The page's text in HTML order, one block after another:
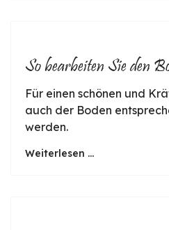
So bearbeiten Sie den
Für einen schönen und
auch der Boden
werden.
Weiterlesen ...